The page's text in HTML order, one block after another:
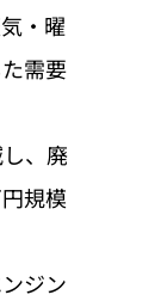
・曜
需要
、廃
規模
ジン